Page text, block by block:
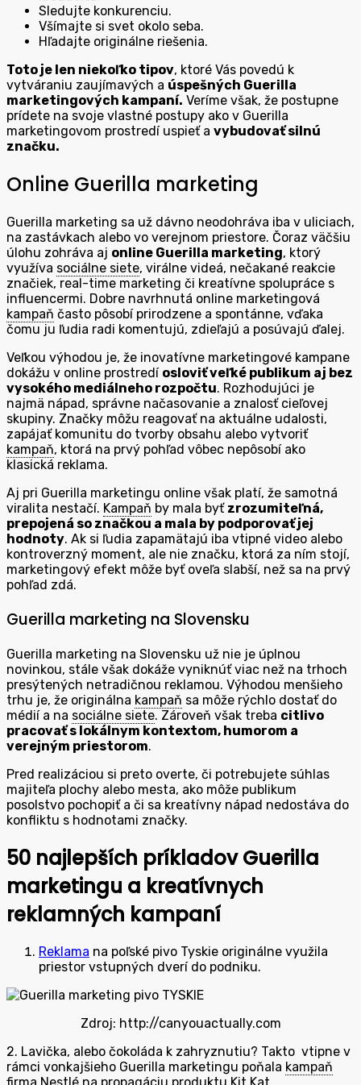
Sledujte konkurenciu.
Všímajte si svet okolo seba.
Hľadajte originálne riešenia.
Toto je len niekoľko tipov, ktoré Vás povedú k
vytváraniu zaujímavých a úspešných Guerilla
marketingových kampaní. Veríme však, že postupne
prídete na svoje vlastné postupy ako v Guerilla
marketingovom prostredí uspieť a vybudovať silnú
značku.
Online Guerilla marketing
Guerilla marketing sa už dávno neodohráva iba v uliciach,
na zastávkach alebo vo verejnom priestore. Čoraz väčšiu
úlohu zohráva aj online Guerilla marketing, ktorý
využíva sociálne siete, virálne videá, nečakané reakcie
značiek, real-time marketing či kreatívne spolupráce s
influencermi. Dobre navrhnutá online marketingová
kampaň často pôsobí prirodzene a spontánne, vďaka
čomu ju ľudia radi komentujú, zdieľajú a posúvajú ďalej.
Veľkou výhodou je, že inovatívne marketingové kampane
dokážu v online prostredí osloviť veľké publikum aj bez
vysokého mediálneho rozpočtu. Rozhodujúci je
najmä nápad, správne načasovanie a znalosť cieľovej
skupiny. Značky môžu reagovať na aktuálne udalosti,
zapájať komunitu do tvorby obsahu alebo vytvoriť
kampaň, ktorá na prvý pohľad vôbec nepôsobí ako
klasická reklama.
Aj pri Guerilla marketingu online však platí, že samotná
viralita nestačí. Kampaň by mala byť zrozumiteľná,
prepojená so značkou a mala by podporovať jej
hodnoty. Ak si ľudia zapamätajú iba vtipné video alebo
kontroverzný moment, ale nie značku, ktorá za ním stojí,
marketingový efekt môže byť oveľa slabší, než sa na prvý
pohľad zdá.
Guerilla marketing na Slovensku
Guerilla marketing na Slovensku už nie je úplnou
novinkou, stále však dokáže vyniknúť viac než na trhoch
presýtených netradičnou reklamou. Výhodou menšieho
trhu je, že originálna kampaň sa môže rýchlo dostať do
médií a na sociálne siete. Zároveň však treba citlivo
pracovať s lokálnym kontextom, humorom a
verejným priestorom.
Pred realizáciou si preto overte, či potrebujete súhlas
majiteľa plochy alebo mesta, ako môže publikum
posolstvo pochopiť a či sa kreatívny nápad nedostáva do
konfliktu s hodnotami značky.
50 najlepších príkladov Guerilla
marketingu a kreatívnych
reklamných kampaní
Reklama na poľské pivo Tyskie originálne využila
priestor vstupných dverí do podniku.
Zdroj: http://canyouactually.com
2. Lavička, alebo čokoláda k zahryznutiu? Takto vtipne v
rámci vonkajšieho Guerilla marketingu poňala kampaň